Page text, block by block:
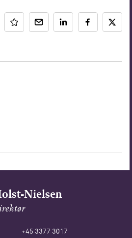
Nielsen
+45 3377 3017